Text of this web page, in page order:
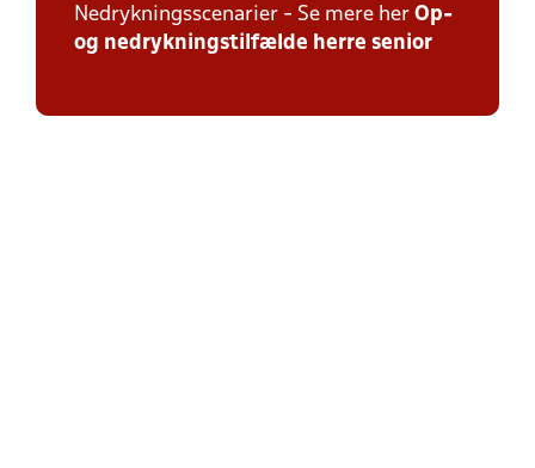
Nedrykningsscenarier - Se mere her Op-
og nedrykningstilfælde herre senior